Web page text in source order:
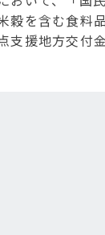
穀を含む食料
支援地方交付